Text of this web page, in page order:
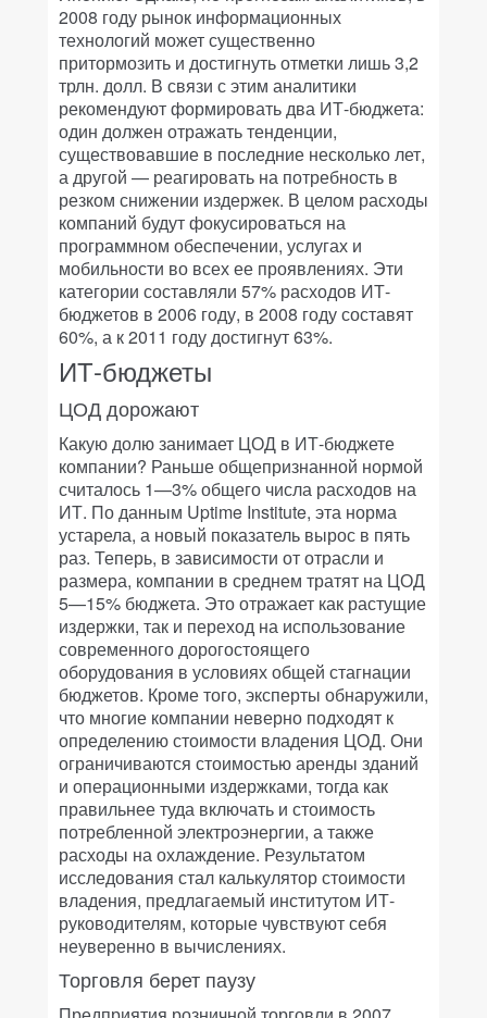
2008 году рынок информационных
технологий может существенно
притормозить и достигнуть отметки лишь 3,2
трлн. долл. В связи с этим аналитики
рекомендуют формировать два ИТ-бюджета:
один должен отражать тенденции,
существовавшие в последние несколько лет,
а другой — реагировать на потребность в
резком снижении издержек. В целом расходы
компаний будут фокусироваться на
программном обеспечении, услугах и
мобильности во всех ее проявлениях. Эти
категории составляли 57% расходов ИТ-
бюджетов в 2006 году, в 2008 году составят
60%, а к 2011 году достигнут 63%.
ИТ-бюджеты
ЦОД дорожают
Какую долю занимает ЦОД в ИТ-бюджете
компании? Раньше общепризнанной нормой
считалось 1—3% общего числа расходов на
ИТ. По данным Uptime Institute, эта норма
устарела, а новый показатель вырос в пять
раз. Теперь, в зависимости от отрасли и
размера, компании в среднем тратят на ЦОД
5—15% бюджета. Это отражает как растущие
издержки, так и переход на использование
современного дорогостоящего
оборудования в условиях общей стагнации
бюджетов. Кроме того, эксперты обнаружили,
что многие компании неверно подходят к
определению стоимости владения ЦОД. Они
ограничиваются стоимостью аренды зданий
и операционными издержками, тогда как
правильнее туда включать и стоимость
потребленной электроэнергии, а также
расходы на охлаждение. Результатом
исследования стал калькулятор стоимости
владения, предлагаемый институтом ИТ-
руководителям, которые чувствуют себя
неуверенно в вычислениях.
Торговля берет паузу